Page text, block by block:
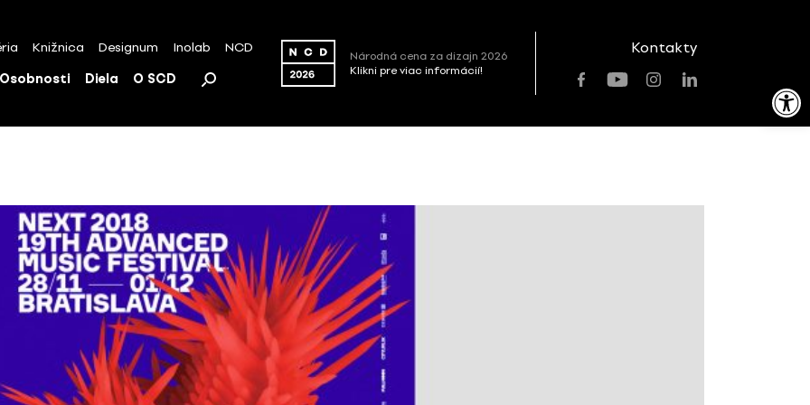
Open toolbar
Knižnica Designum Inolab NCD
Osobnosti Diela O SCD
Národná cena za dizajn 2026
Klikni pre viac informácií!
Kontakty